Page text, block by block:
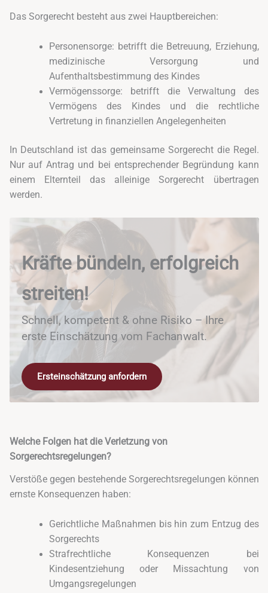
Das Sorgerecht besteht aus zwei Hauptbereichen:
Personensorge: betrifft die Betreuung, Erziehung,
medizinische Versorgung und
Aufenthaltsbestimmung des Kindes
Vermögenssorge: betrifft die Verwaltung des
Vermögens des Kindes und die rechtliche
Vertretung in finanziellen Angelegenheiten
In Deutschland ist das gemeinsame Sorgerecht die Regel.
Nur auf Antrag und bei entsprechender Begründung kann
einem Elternteil das alleinige Sorgerecht übertragen
werden.
Kräfte bündeln, erfolgreich
streiten!
Schnell, kompetent & ohne Risiko – Ihre
erste Einschätzung vom Fachanwalt.
Ersteinschätzung anfordern
Welche Folgen hat die Verletzung von
Sorgerechtsregelungen?
Verstöße gegen bestehende Sorgerechtsregelungen können
ernste Konsequenzen haben:
Gerichtliche Maßnahmen bis hin zum Entzug des
Sorgerechts
Strafrechtliche Konsequenzen bei
Kindesentziehung oder Missachtung von
Umgangsregelungen